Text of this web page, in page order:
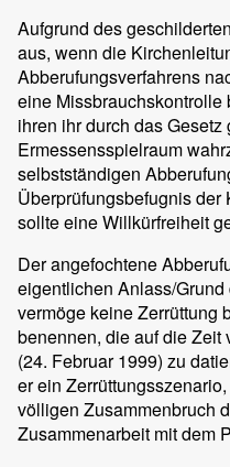
Aufgrund des
aus, wenn die
Abberufungsverfahrens
eine
ihren ihr durch das Gesetz
Ermessensspielraum
selbstständigen
Überprüfungsbefugnis
sollte eine Willkürfreiheit
Der angefochtene
eigentlichen Anlass/
vermöge keine Zerrüttung
benennen, die auf die Zeit
(24. Februar 1999) zu
er ein
völligen Zusammenbruch
Zusammenarbeit mit dem